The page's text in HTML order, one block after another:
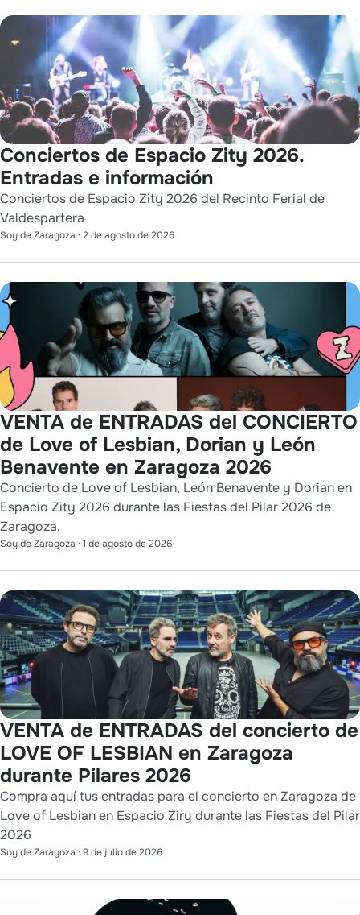
Conciertos de Espacio Zity 2026.
Entradas e información
Conciertos de Espacio Zity 2026 del Recinto Ferial de
Valdespartera
Soy de Zaragoza · 2 de agosto de 2026
VENTA de ENTRADAS del CONCIERTO
de Love of Lesbian, Dorian y León
Benavente en Zaragoza 2026
Concierto de Love of Lesbian, León Benavente y Dorian en
Espacio Zity 2026 durante las Fiestas del Pilar 2026 de
Zaragoza.
Soy de Zaragoza · 1 de agosto de 2026
VENTA de ENTRADAS del concierto de
LOVE OF LESBIAN en Zaragoza
durante Pilares 2026
Compra aquí tus entradas para el concierto en Zaragoza de
Love of Lesbian en Espacio Ziry durante las Fiestas del Pilar
2026
Soy de Zaragoza · 9 de julio de 2026